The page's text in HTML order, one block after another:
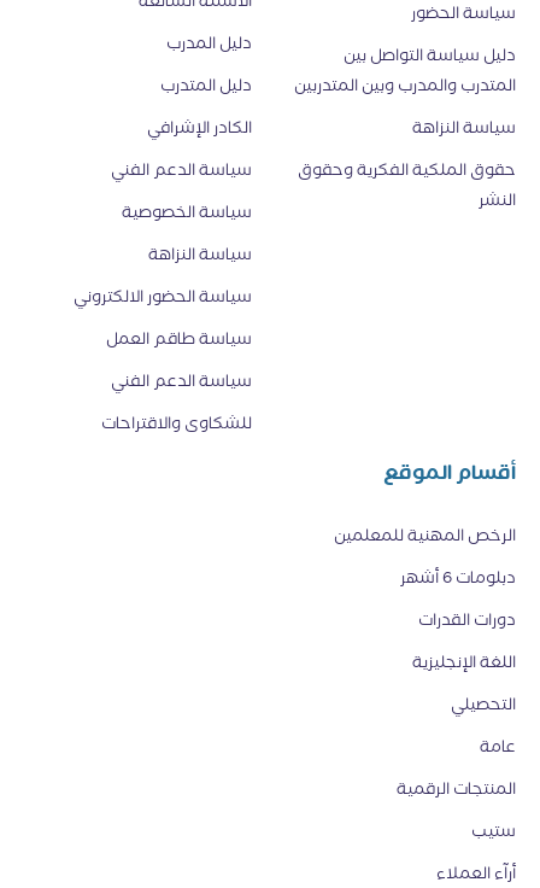
سياسة الحضور
دليل سياسة التواصل بين
المتدرب والمدرب وبين المتدربين
سياسة النزاهة
حقوق الملكية الفكرية وحقوق
النشر
دليل المدرب
دليل المتدرب
الكادر الإشرافي
سياسة الدعم الفني
سياسة الخصوصية
سياسة النزاهة
سياسة الحضور الالكتروني
سياسة طاقم العمل
سياسة الدعم الفني
للشكاوى والاقتراحات
أقسام الموقع
الرخص المهنية للمعلمين
دبلومات 6 أشهر
دورات القدرات
اللغة الإنجليزية
التحصيلي
عامة
المنتجات الرقمية
ستيب
أرآء العملاء